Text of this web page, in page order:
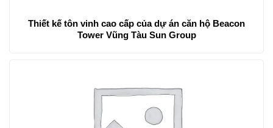
Thiết kế tôn vinh cao cấp của dự án căn hộ Beacon
Tower Vũng Tàu Sun Group